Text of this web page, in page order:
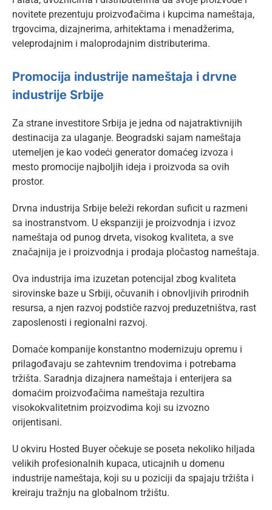
novitete prezentuju proizvođačima i kupcima nameštaja,
trgovcima, dizajnerima, arhitektama i menadžerima,
veleprodajnim i maloprodajnim distributerima.
Promocija industrije nameštaja i drvne
industrije Srbije
Za strane investitore Srbija je jedna od najatraktivnijih
destinacija za ulaganje. Beogradski sajam nameštaja
utemeljen je kao vodeći generator domaćeg izvoza i
mesto promocije najboljih ideja i proizvoda sa ovih
prostor.
Drvna industrija Srbije beleži rekordan suficit u razmeni
sa inostranstvom. U ekspanziji je proizvodnja i izvoz
nameštaja od punog drveta, visokog kvaliteta, a sve
značajnija je i proizvodnja i prodaja pločastog nameštaja.
Ova industrija ima izuzetan potencijal zbog kvaliteta
sirovinske baze u Srbiji, očuvanih i obnovljivih prirodnih
resursa, a njen razvoj podstiče razvoj preduzetništva, rast
zaposlenosti i regionalni razvoj.
Domaće kompanije konstantno modernizuju opremu i
prilagođavaju se zahtevnim trendovima i potrebama
tržišta. Saradnja dizajnera nameštaja i enterijera sa
domaćim proizvođačima nameštaja rezultira
visokokvalitetnim proizvodima koji su izvozno
orijentisani.
U okviru Hosted Buyer očekuje se poseta nekoliko hiljada
velikih profesionalnih kupaca, uticajnih u domenu
industrije nameštaja, koji su u poziciji da spajaju tržišta i
kreiraju tražnju na globalnom tržištu.